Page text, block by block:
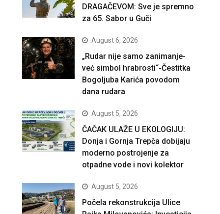
DRAGAČEVOM: Sve je spremno
za 65. Sabor u Guči
August 6, 2026
„Rudar nije samo zanimanje-
već simbol hrabrosti“-Čestitka
Bogoljuba Karića povodom
dana rudara
August 5, 2026
ČAČAK ULAŽE U EKOLOGIJU:
Donja i Gornja Trepča dobijaju
moderno postrojenje za
otpadne vode i novi kolektor
August 5, 2026
Počela rekonstrukcija Ulice